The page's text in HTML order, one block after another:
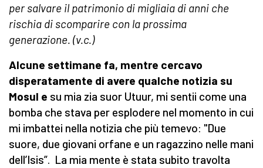
per salvare il patrimonio di migliaia di anni che
rischia di scomparire con la prossima
generazione. (v.c.)
Alcune settimane fa, mentre cercavo
disperatamente di avere qualche notizia su
Mosul e su mia zia suor Utuur, mi sentii come una
bomba che stava per esplodere nel momento in cui
mi imbattei nella notizia che più temevo: "Due
suore, due giovani orfane e un ragazzino nelle mani
dell’Isis”. La mia mente è stata subito travolta